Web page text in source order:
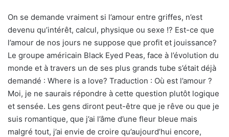
On se demande vraiment si l’amour entre griffes, n’est
devenu qu’intérêt, calcul, physique ou sexe !? Est-ce que
l’amour de nos jours ne suppose que profit et jouissance?
Le groupe américain Black Eyed Peas, face à l’évolution du
monde et à travers un de ses plus grands tube s’était déjà
demandé : Where is a love? Traduction : Où est l’amour ?
Moi, je ne saurais répondre à cette question plutôt logique
et sensée. Les gens diront peut-être que je rêve ou que je
suis romantique, que j’ai l’âme d’une fleur bleue mais
malgré tout, j’ai envie de croire qu’aujourd’hui encore,